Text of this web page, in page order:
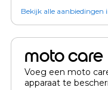
Bekijk alle
moto care
Voeg een moto
apparaat te